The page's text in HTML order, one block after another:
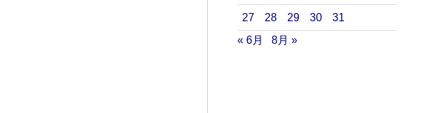
27 28 29 30
31
« 6月
8月 »